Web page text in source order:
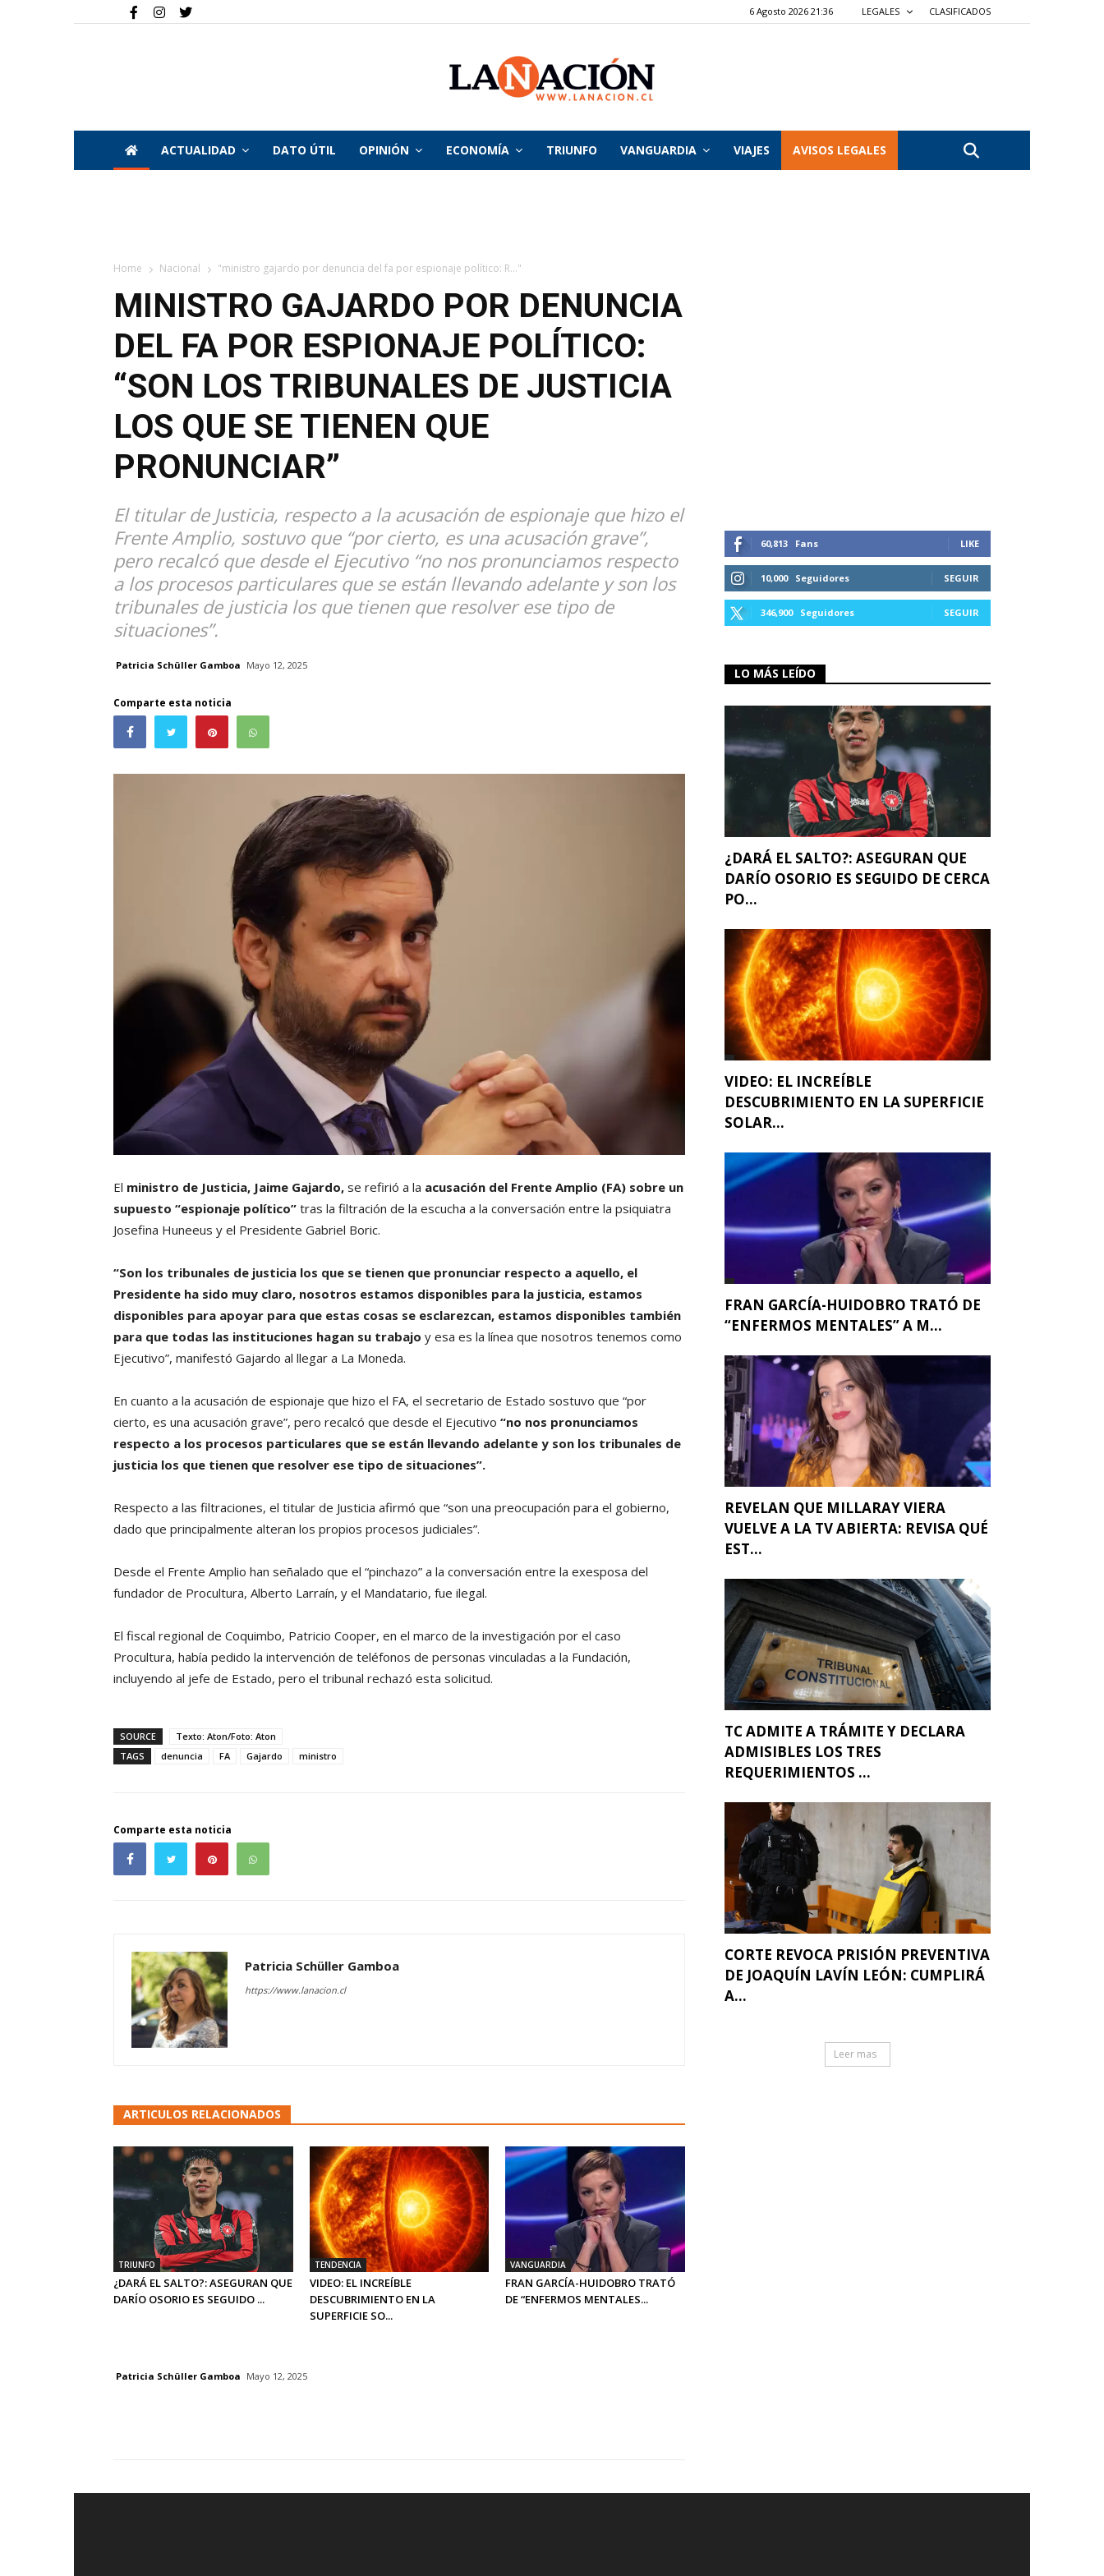
6 Agosto 2026 21:36 LEGALES CLASIFICADOS
La
ACTUALIDAD DATO ÚTIL OPINIÓN ECONOMÍA TRIUNFO VANGUARDIA VIAJES AVISOS LEGALES
Home Nacional "ministro gajardo por denuncia del fa por espionaje político: R..."
MINISTRO GAJARDO POR DENUNCIA
DEL FA POR ESPIONAJE POLÍTICO:
“SON LOS TRIBUNALES DE JUSTICIA
LOS QUE SE TIENEN QUE
PRONUNCIAR”
El titular de Justicia, respecto a la acusación de espionaje que hizo el
Frente Amplio, sostuvo que “por cierto, es una acusación grave”,
pero recalcó que desde el Ejecutivo “no nos pronunciamos respecto
a los procesos particulares que se están llevando adelante y son los
tribunales de justicia los que tienen que resolver ese tipo de
situaciones”.
Patricia Schüller Gamboa Mayo 12, 2025
Comparte esta noticia
El ministro de Justicia, Jaime Gajardo, se refirió a la acusación del Frente Amplio (FA) sobre un
supuesto “espionaje político” tras la filtración de la escucha a la conversación entre la psiquiatra
Josefina Huneeus y el Presidente Gabriel Boric.
“Son los tribunales de justicia los que se tienen que pronunciar respecto a aquello, el
Presidente ha sido muy claro, nosotros estamos disponibles para la justicia, estamos
disponibles para apoyar para que estas cosas se esclarezcan, estamos disponibles también
para que todas las instituciones hagan su trabajo y esa es la línea que nosotros tenemos como
Ejecutivo”, manifestó Gajardo al llegar a La Moneda.
En cuanto a la acusación de espionaje que hizo el FA, el secretario de Estado sostuvo que “por
cierto, es una acusación grave”, pero recalcó que desde el Ejecutivo “no nos pronunciamos
respecto a los procesos particulares que se están llevando adelante y son los tribunales de
justicia los que tienen que resolver ese tipo de situaciones”.
Respecto a las filtraciones, el titular de Justicia afirmó que “son una preocupación para el gobierno,
dado que principalmente alteran los propios procesos judiciales”.
Desde el Frente Amplio han señalado que el “pinchazo” a la conversación entre la exesposa del
fundador de Procultura, Alberto Larraín, y el Mandatario, fue ilegal.
El fiscal regional de Coquimbo, Patricio Cooper, en el marco de la investigación por el caso
Procultura, había pedido la intervención de teléfonos de personas vinculadas a la Fundación,
incluyendo al jefe de Estado, pero el tribunal rechazó esta solicitud.
SOURCE
Texto: Aton/Foto: Aton
TAGS
denuncia FA Gajardo ministro
Comparte esta noticia
Patricia Schüller Gamboa
https://www.lanacion.cl
ARTICULOS RELACIONADOS
TRIUNFO
¿DARÁ EL SALTO?: ASEGURAN QUE
DARÍO OSORIO ES SEGUIDO ...
TENDENCIA
VIDEO: EL INCREÍBLE
DESCUBRIMIENTO EN LA
SUPERFICIE SO...
VANGUARDIA
FRAN GARCÍA-HUIDOBRO TRATÓ
DE “ENFERMOS MENTALES...
60,813 Fans LIKE
10,000 Seguidores SEGUIR
346,900 Seguidores SEGUIR
LO MÁS LEÍDO
¿DARÁ EL SALTO?: ASEGURAN QUE
DARÍO OSORIO ES SEGUIDO DE CERCA
PO...
VIDEO: EL INCREÍBLE
DESCUBRIMIENTO EN LA SUPERFICIE
SOLAR...
FRAN GARCÍA-HUIDOBRO TRATÓ DE
“ENFERMOS MENTALES” A M...
REVELAN QUE MILLARAY VIERA
VUELVE A LA TV ABIERTA: REVISA QUÉ
EST...
TC ADMITE A TRÁMITE Y DECLARA
ADMISIBLES LOS TRES
REQUERIMIENTOS ...
CORTE REVOCA PRISIÓN PREVENTIVA
DE JOAQUÍN LAVÍN LEÓN: CUMPLIRÁ
A...
Leer mas
Patricia Schüller Gamboa Mayo 12, 2025